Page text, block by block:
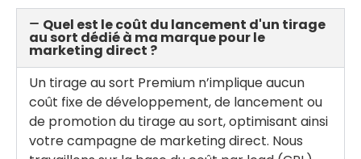
Quel est le coût du lancement d'un tirage
au sort dédié à ma marque pour le
marketing direct ?
Un tirage au sort Premium n’implique aucun
coût fixe de développement, de lancement ou
de promotion du tirage au sort, optimisant ainsi
votre campagne de marketing direct. Nous